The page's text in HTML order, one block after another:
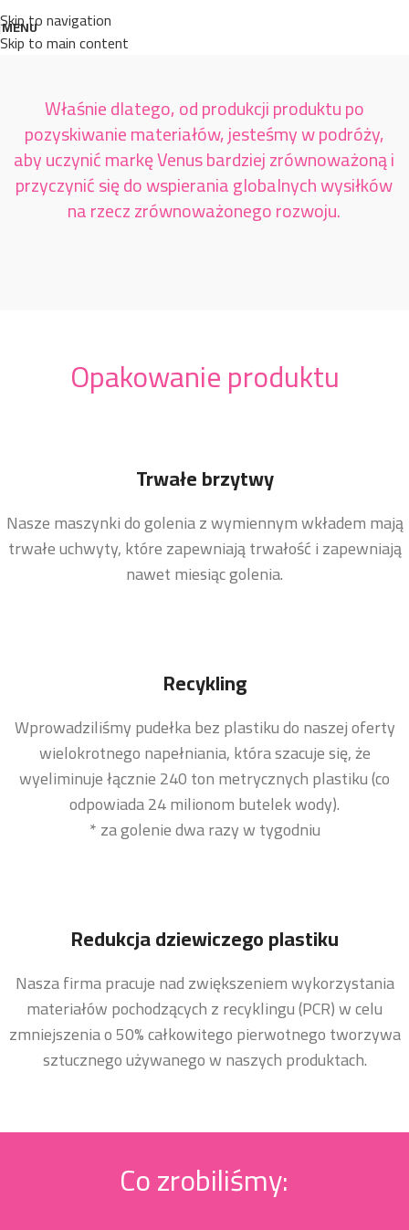
Skip to navigation
Skip to main content
MENU
Właśnie dlatego, od produkcji produktu po
pozyskiwanie materiałów, jesteśmy w podróży,
aby uczynić markę Venus bardziej zrównoważoną i
przyczynić się do wspierania globalnych wysiłków
na rzecz zrównoważonego rozwoju.
Opakowanie produktu
Trwałe brzytwy
Nasze maszynki do golenia z wymiennym wkładem mają
trwałe uchwyty, które zapewniają trwałość i zapewniają
nawet miesiąc golenia.
Recykling
Wprowadziliśmy pudełka bez plastiku do naszej oferty
wielokrotnego napełniania, która szacuje się, że
wyeliminuje łącznie 240 ton metrycznych plastiku (co
odpowiada 24 milionom butelek wody).
* za golenie dwa razy w tygodniu
Redukcja dziewiczego plastiku
Nasza firma pracuje nad zwiększeniem wykorzystania
materiałów pochodzących z recyklingu (PCR) w celu
zmniejszenia o 50% całkowitego pierwotnego tworzywa
sztucznego używanego w naszych produktach.
Co zrobiliśmy: